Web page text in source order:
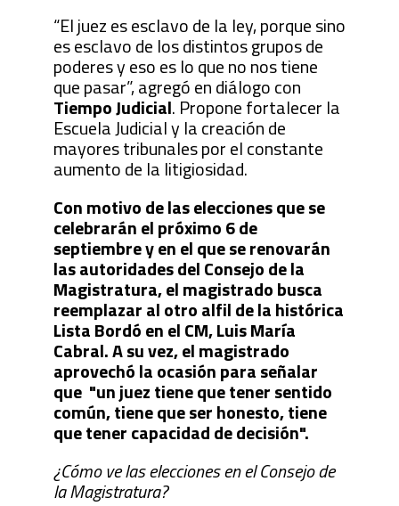
“El juez es esclavo de la ley, porque sino
es esclavo de los distintos grupos de
poderes y eso es lo que no nos tiene
que pasar”, agregó en diálogo con
Tiempo Judicial. Propone fortalecer la
Escuela Judicial y la creación de
mayores tribunales por el constante
aumento de la litigiosidad.
Con motivo de las elecciones que se
celebrarán el próximo 6 de
septiembre y en el que se renovarán
las autoridades del Consejo de la
Magistratura, el magistrado busca
reemplazar al otro alfil de la histórica
Lista Bordó en el CM, Luis María
Cabral. A su vez, el magistrado
aprovechó la ocasión para señalar
que "un juez tiene que tener sentido
común, tiene que ser honesto, tiene
que tener capacidad de decisión".
¿Cómo ve las elecciones en el Consejo de
la Magistratura?